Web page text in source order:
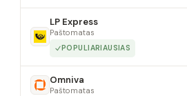
LP Express
Paštomatas
POPULIARIAUSIAS
Omniva
Paštomatas